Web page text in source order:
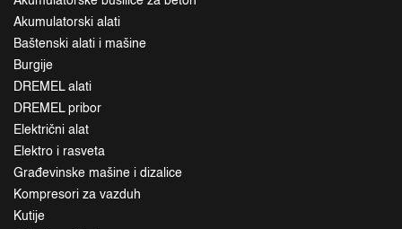
Akumulatorski alati
Baštenski alati i mašine
Burgije
DREMEL alati
DREMEL pribor
Električni alat
Elektro i rasveta
Građevinske mašine i dizalice
Kompresori za vazduh
Kutije